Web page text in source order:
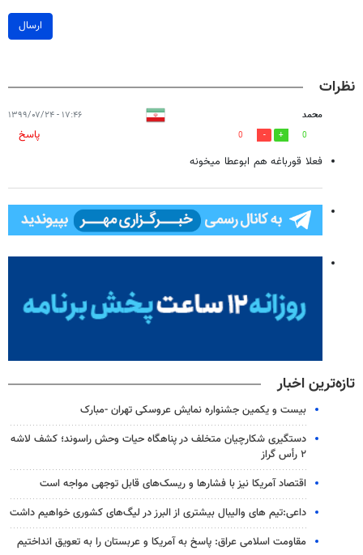
ارسال
نظرات
محمد ۱۷:۴۶ - ۱۳۹۹/۰۷/۲۴
0
0
پاسخ
فعلا قورباغه هم ابوعطا میخونه
تازه‌ترین اخبار
بیست و یکمین جشنواره نمایش عروسکی تهران -مبارک
دستگیری شکارچیان متخلف در پناهگاه حیات وحش راسوند؛ کشف لاشه
۲ رأس گراز
اقتصاد آمریکا نیز با فشارها و ریسک‌های قابل توجهی مواجه است
داعی:تیم های والیبال بیشتری از البرز در لیگ‌های کشوری خواهیم داشت
مقاومت اسلامی عراق: پاسخ به آمریکا و عربستان را به تعویق انداختیم